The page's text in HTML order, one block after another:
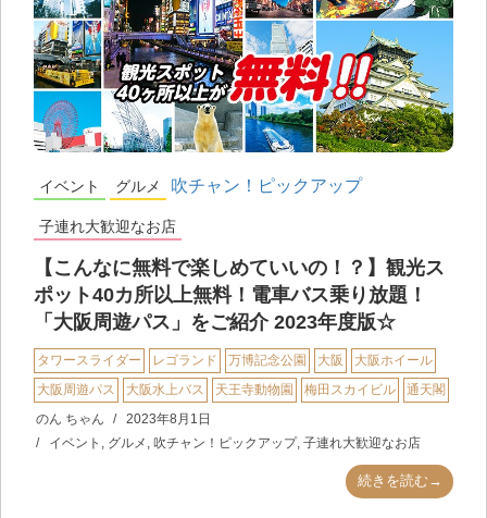
イベント グルメ 吹チャン！ピックアップ
子連れ大歓迎なお店
【こんなに無料で楽しめていいの！？】観光ス
ポット40カ所以上無料！電車バス乗り放題！
「大阪周遊パス」をご紹介 2023年度版☆
タワースライダー レゴランド 万博記念公園 大阪
大阪ホイール
大阪周遊パス
大阪水上バス 天王寺動物園 梅田スカイビル
通天閣
のん ちゃん
2023年8月1日
イベント
グルメ 吹チャン！ピックアップ, 子連れ大歓迎なお店
続きを読む→